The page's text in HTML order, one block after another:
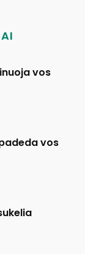
vos
vos